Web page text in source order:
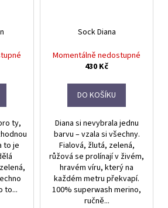
ty,
to je
to...
Sock Diana
Momentálně nedostupné
430 Kč
DO KOŠÍKU
Diana si nevybrala jednu
barvu – vzala si všechny.
Fialová, žlutá, zelená,
růžová se prolínají v živém,
hravém víru, který na
každém metru překvapí.
100% superwash merino,
ručně...